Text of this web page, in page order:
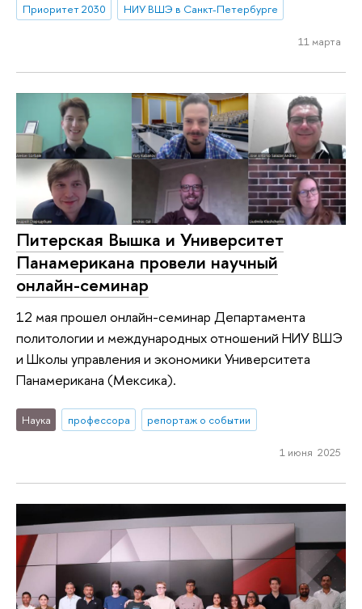
Приоритет 2030
НИУ ВШЭ в Санкт-Петербурге
11 марта
Питерская Вышка и Университет
Панамерикана провели научный
онлайн-семинар
12 мая прошел онлайн-семинар Департамента
политологии и международных отношений НИУ ВШЭ
и Школы управления и экономики Университета
Панамерикана (Мексика).
Наука профессора репортаж о событии
1 июня 2025